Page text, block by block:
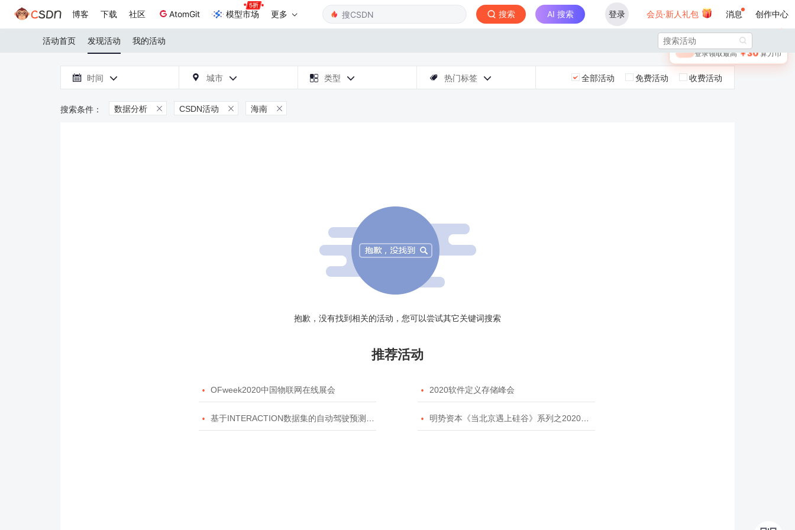
博客 下载 社区 AtomGit 模型市场 更多 搜索 AI 搜索 登录 会员·新人礼包 消息 创作中心
🎁 未登录
登录领取最高￥30算力币
活动首页 发现活动 我的活动 
 时间   城市   类型   热门标签  全部活动 免费活动 收费活动
数据分析  CSDN活动  海南 
抱歉，没有找到相关的活动，您可以尝试其它关键词搜索
推荐活动
 OFweek2020中国物联网在线展会  2020软件定义存储峰会
 基于INTERACTION数据集的自动驾驶预测模型挑战赛  明势资本《当北京遇上硅谷》系列之2020年度开源峰会